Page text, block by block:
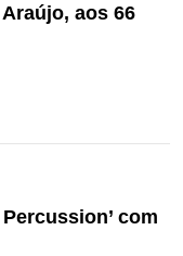
aos 66
com